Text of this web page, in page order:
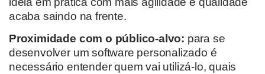
acaba saindo na frente.
Proximidade com o público-alvo: para se
desenvolver um software personalizado é
necessário entenderquem vai utilizá-lo, quais